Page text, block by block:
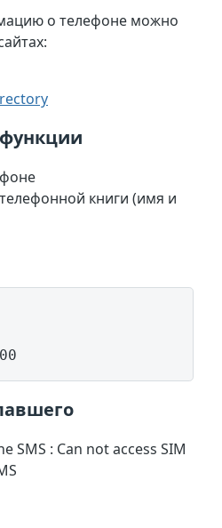
о телефоне можно
книги (имя и
SMS : Can not access SIM